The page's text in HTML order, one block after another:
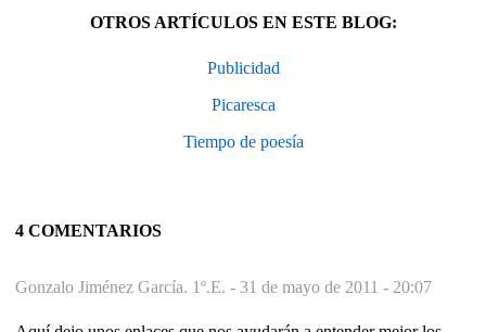
OTROS ARTÍCULOS EN ESTE BLOG:
Publicidad
Picaresca
Tiempo de poesía
4 COMENTARIOS
Gonzalo Jiménez García. 1º.E. - 31 de mayo de 2011 - 20:07